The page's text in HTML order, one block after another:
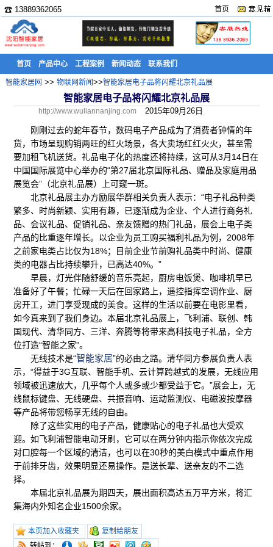
☎ 13889362065 首页
首页 产品中心 工程案例 新闻动态 联系我们
智能家居网 >> 物联网新闻>>智能家居电子品将闪耀北京礼品展
智能家居电子品将闪耀北京礼品展
http://www.wuliannanjing.com 2015年09月26日
刚刚过去的蛇年春节，数码电子产品成为了消费者钟情的年
货，市场呈现购销两旺的红火场景，各大卖场红红火火，甚至需
要加租飞机送货。礼品电子化的热度还将持续，这可从3月14日在
中国国际展览中心举办的“第27届北京国际礼品、赠品及家庭用品
展览会”（北京礼品展）上可窥一斑。
北京礼品展主办方励展华群相关负责人表示：“电子礼品种类
繁多、时尚新颖、实用有趣，已逐渐成为企业、个人进行商务礼
品、会议礼品、促销礼品、亲友馈赠的热门礼品，展会上电子类
产品的比重逐年增长。以企业为员工购买福利礼品为例，2008年
之前家电类占比仅为18%；目前企业节前购礼品类中时尚、健康
类的电器占比持续攀升，已高达40%。”
早晨，灯光伴随舒缓的音乐亮起，厨房电饭煲、咖啡机早已
准备好了午餐；忙碌一天后在回家路上，遥控指挥空调作业、厨
房开工，进门享受现成的美食。这样的生活以前要在电影里看，
如今真来到了我们身边。本届北京礼品展上，飞利浦、联创、韩
国现代、清华同方、三洋、奔腾等将带来高科技电子礼品，全方
位打造“智能之家”。
无线技术是“智能家居”的必由之路。清华同方参展负责人表
示，“得益于3G互联、智能手机、云计算跨越式的发展，无线应用
领域被迅速放大，几乎每个人或多或少都受益于它。”展会上，无
线鼠标键盘、无线硬盘、共振音响、运动监测仪、电磁波按摩器
等产品将带您畅享无线的自由。
除了这些实用的电子产品，健康贴心的电子礼品也大受欢
迎。如飞利浦智能电动牙刷，它可以在两分钟内指示你依次完成
对口腔每一个区域的清洁，也可以在30秒的美白模式中重点作用
于前排牙齿，效果明显还易操作。是送长辈、送亲友的不二选
择。
本届北京礼品展为期四天，展出面积高达五万平方米，将汇
集海内外知名企业1500余家。
本页加入收藏夹
复制给朋友